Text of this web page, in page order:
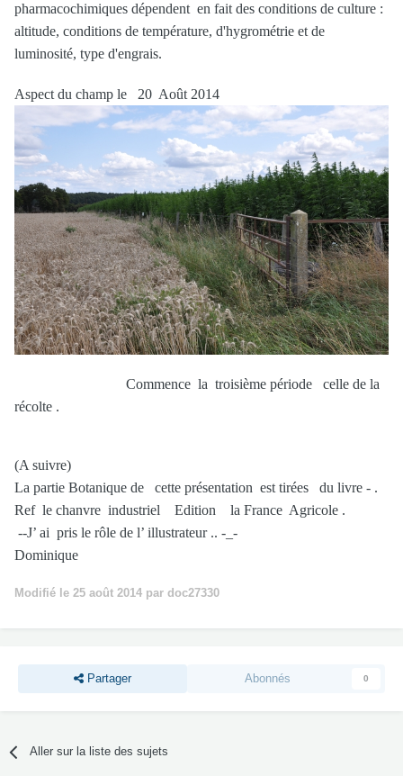
pharmacochimiques dépendent en fait des conditions de culture :
altitude, conditions de température, d'hygrométrie et de
luminosité, type d'engrais.
Aspect du champ le 20 Août 2014
Commence la troisième période celle de la
récolte .
(A suivre)
La partie Botanique de cette présentation est tirées du livre - .
Ref le chanvre industriel Edition la France Agricole .
--J’ ai pris le rôle de l’ illustrateur .. -_-
Dominique
Modifié le 25 août 2014 par doc27330
Partager Abonnés 0
Aller sur la liste des sujets